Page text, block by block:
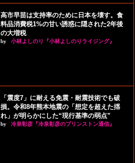
高市早苗は支持率のために日本を壊す。食
料品消費税1%の甘い誘惑に隠された2年後
の大増税
by 小林よしのり『小林よしのりライジング』
「震度7」に耐える免震・耐震技術でも破
損。令和8年熊本地震の「想定を超えた揺
れ」が明らかにした“現行基準の弱点”
by 冷泉彰彦『冷泉彰彦のプリンストン通信』